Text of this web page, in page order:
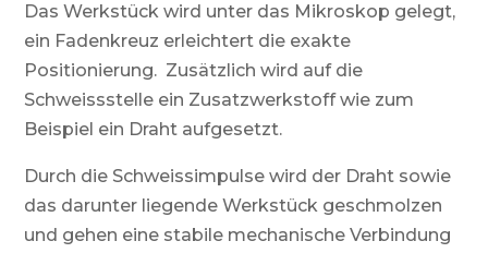
Das Werkstück wird unter das Mikroskop gelegt,
ein Fadenkreuz erleichtert die exakte
Positionierung. Zusätzlich wird auf die
Schweissstelle ein Zusatzwerkstoff wie zum
Beispiel ein Draht aufgesetzt.
Durch die Schweissimpulse wird der Draht sowie
das darunter liegende Werkstück geschmolzen
und gehen eine stabile mechanische Verbindung